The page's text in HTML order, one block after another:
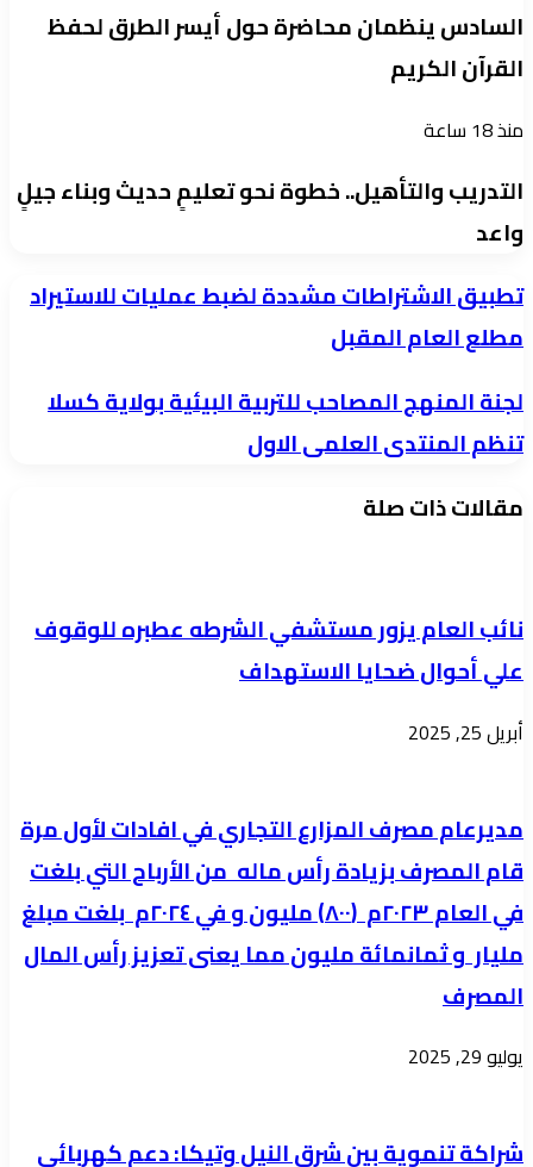
السادس ينظمان محاضرة حول أيسر الطرق لحفظ
القرآن الكريم
منذ 18 ساعة
التدريب والتأهيل.. خطوة نحو تعليمٍ حديث وبناء جيلٍ
واعد
تطبيق
الاشتراطات
مشددة
لضبط
عمليات
للاستيراد
مطلع
تطبيق الاشتراطات مشددة لضبط عمليات للاستيراد
مطلع العام المقبل
لجنة
المنهج
المصاحب
للتربية
كسلا
تنظم
المنتدى
العلمى
الاول
لجنة المنهج المصاحب للتربية البيئية بولاية كسلا
تنظم المنتدى العلمى الاول
مقالات ذات صلة
نائب العام يزور مستشفي الشرطه عطبره للوقوف
علي أحوال ضحايا الاستهداف
أبريل 25, 2025
مديرعام مصرف المزارع التجاري في افادات لأول مرة
قام المصرف بزيادة رأس ماله من الأرباح التي بلغت
في العام ٢٠٢٣م (٨٠٠) مليون و في ٢٠٢٤م بلغت مبلغ
مليار و ثمانمائة مليون مما يعنى تعزيز رأس المال
المصرف
يوليو 29, 2025
شراكة تنموية بين شرق النيل وتيكا: دعم كهربائي